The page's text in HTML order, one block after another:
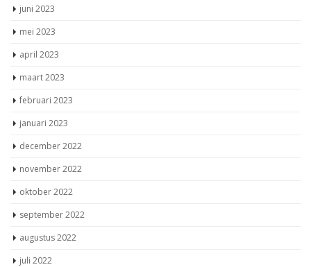
juni 2023
mei 2023
april 2023
maart 2023
februari 2023
januari 2023
december 2022
november 2022
oktober 2022
september 2022
augustus 2022
juli 2022